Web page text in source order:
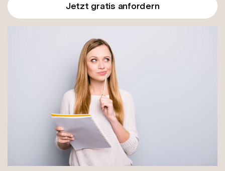
Jetzt gratis anfordern